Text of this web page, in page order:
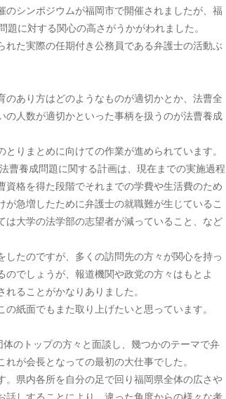
シンポジウムが福岡市で開催されましたが、福
に対する関心の高さがうかがわれました。
た実際の任期付き公務員である弁護士の活動ぶ
あり方はどのようなものが適切かとか、法曹全
人数が適切かといった事柄を扱うのが法曹養成
りまとめに向けての作業が進められています。
曹養成問題に関する計画は、現在までの実施過程
格を得た段階でそれまでの学費や生活費のため
急増したために弁護士の就職難が生じているこ
大学の法学部の志望者が減っていること、など
たのですが、多くの訪問先の方々が関心を持っ
でしょうが、報道機関や政党の方々はもとよ
ることがかなりありました。
紙面でもまた取り上げたいと思っています。
のトップの方々と面談し、幾つかのテーマで弁
が会長となっての最初の大仕事でした。
県内各所を自分の足で回り福岡県全体の広さや